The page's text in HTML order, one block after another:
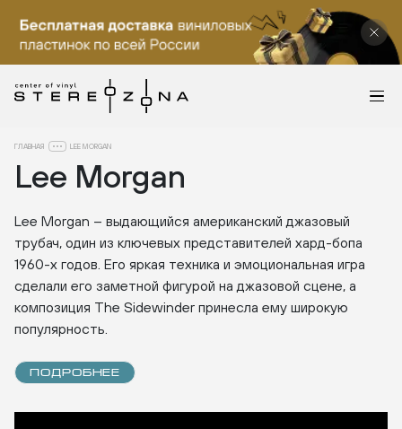
ГЛАВНАЯ LEE MORGAN
Lee Morgan
Lee Morgan – выдающийся американский джазовый
трубач, один из ключевых представителей хард-бопа
1960-х годов. Его яркая техника и эмоциональная игра
сделали его заметной фигурой на джазовой сцене, а
композиция The Sidewinder принесла ему широкую
популярность.
ПОДРОБНЕЕ